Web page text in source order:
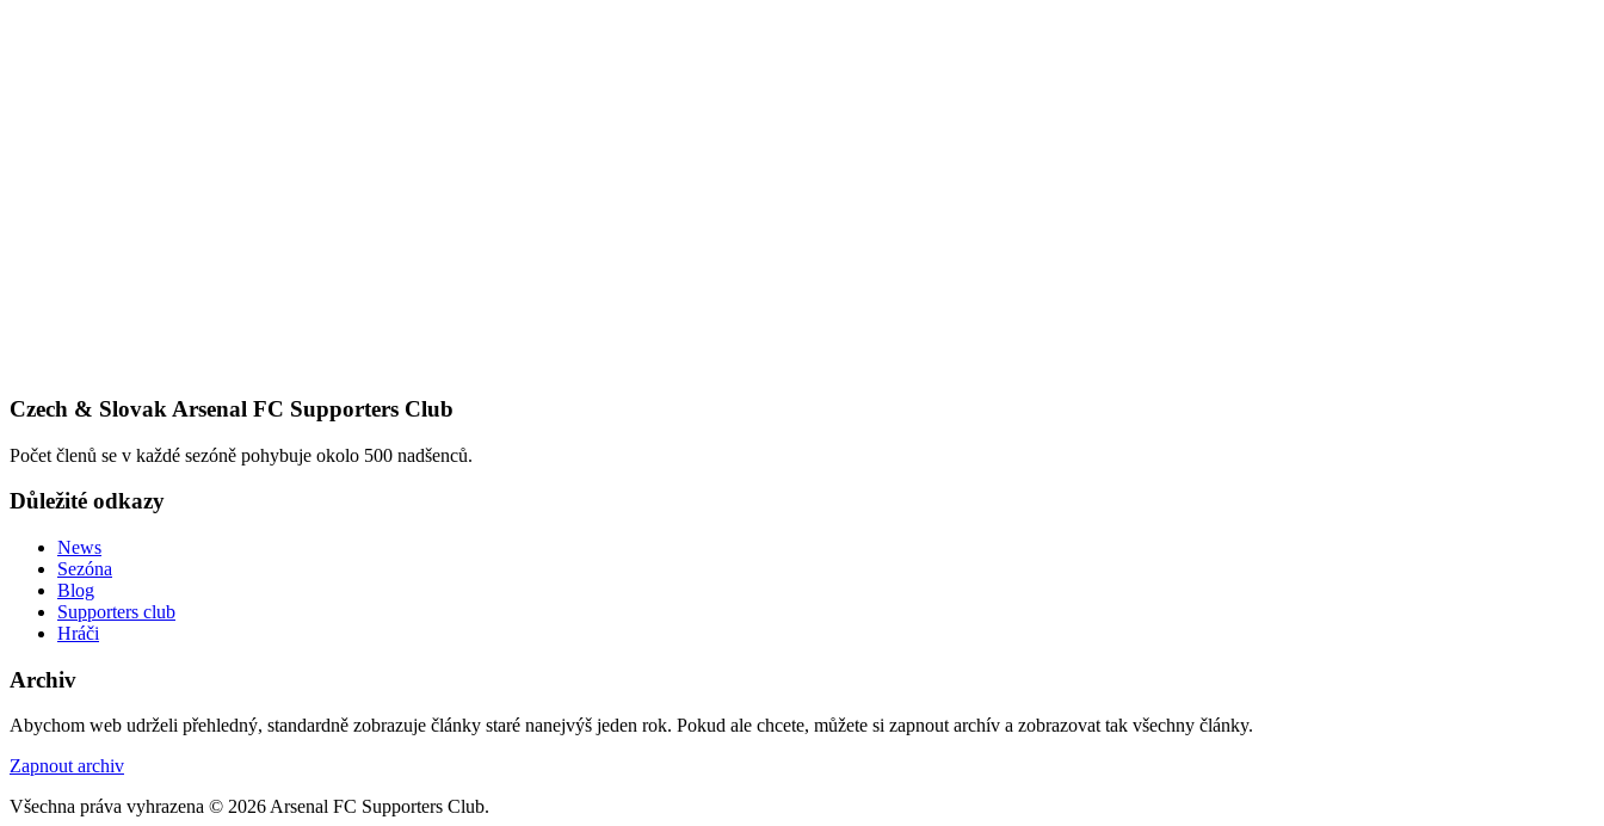
Czech & Slovak Arsenal FC Supporters Club
Počet členů se v každé sezóně pohybuje okolo 500 nadšenců.
Důležité odkazy
News
Sezóna
Blog
Supporters club
Hráči
Archiv
Abychom web udrželi přehledný, standardně zobrazuje články staré nanejvýš jeden rok. Pokud ale chcete, můžete si zapnout archív a zobrazovat tak všechny články.
Zapnout archiv
Všechna práva vyhrazena © 2026 Arsenal FC Supporters Club.